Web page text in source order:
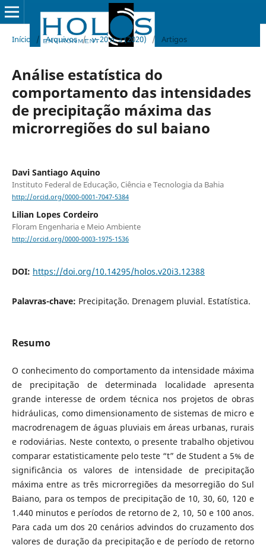
Início / Arquivos / v. 20 n. 3 (2020) / Artigos
Análise estatística do
comportamento das intensidades
de precipitação máxima das
microrregiões do sul baiano
Davi Santiago Aquino
Instituto Federal de Educação, Ciência e Tecnologia da Bahia
http://orcid.org/0000-0001-7047-5384
Lilian Lopes Cordeiro
Floram Engenharia e Meio Ambiente
http://orcid.org/0000-0003-1975-1536
DOI: https://doi.org/10.14295/holos.v20i3.12388
Palavras-chave: Precipitação. Drenagem pluvial. Estatística.
Resumo
O conhecimento do comportamento da intensidade máxima
de precipitação de determinada localidade apresenta
grande interesse de ordem técnica nos projetos de obras
hidráulicas, como dimensionamento de sistemas de micro e
macrodrenagem de águas pluviais em áreas urbanas, rurais
e rodoviárias. Neste contexto, o presente trabalho objetivou
comparar estatisticamente pelo teste “t” de Student a 5% de
significância os valores de intensidade de precipitação
máxima entre as três microrregiões da mesorregião do Sul
Baiano, para os tempos de precipitação de 10, 30, 60, 120 e
1.440 minutos e períodos de retorno de 2, 10, 50 e 100 anos.
Para cada um dos 20 cenários advindos do cruzamento dos
valores de duração da precipitação e de período de retorno